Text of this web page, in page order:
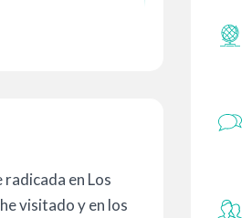
en Los
visitado y en los